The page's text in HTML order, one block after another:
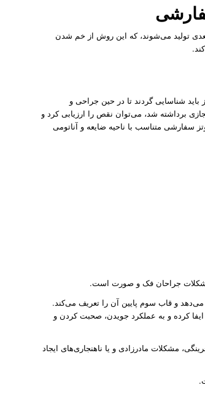
تولید می‌شوند، که این روش از خم شدن
شناسایی ‌گردند تا در حین جراحی و
برداشته شد، می‌توان نقص را ارزیابی کرد و
سفارشی متناسب با ناحیه ضایعه و آناتومی
جراحان فک و صورت است.
و قاب سوم پایین آن را تعریف می‌کند.
کرده و به عملکرد جویدن، صحبت کردن و
مشکلات مادرزادی و یا ناهنجاری‌های ایجاد